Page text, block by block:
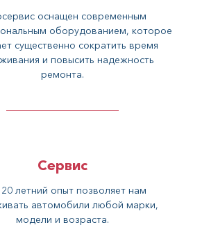
оснащен современным
оборудованием, которое
существенно сократить время
и повысить надежность
ремонта.
Сервис
летний опыт позволяет нам
автомобили любой марки,
модели и возраста.